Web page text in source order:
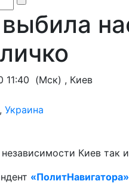
11:40 (Мск) , Киев
, Украина
Киев так
«ПолитНавигатора»